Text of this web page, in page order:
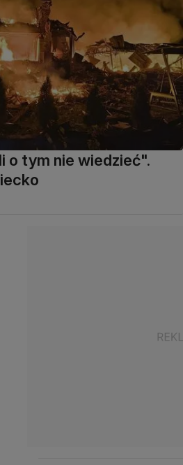
o tym nie wiedzieć".